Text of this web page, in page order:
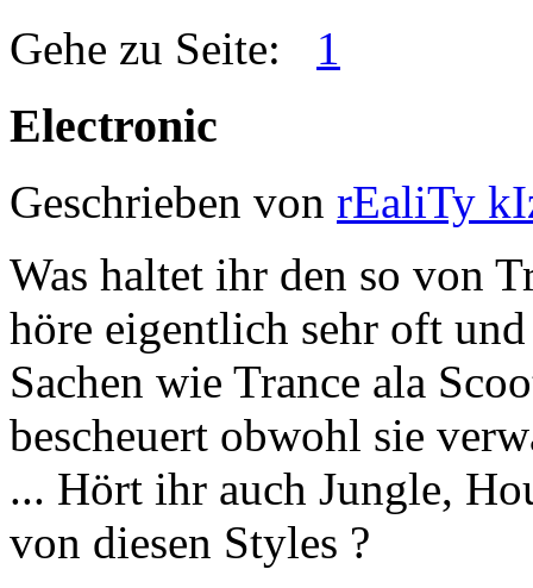
Gehe zu Seite: 1
Electronic
Geschrieben von rEaliTy
Was haltet ihr den so von
höre eigentlich sehr oft
Sachen wie Trance ala
bescheuert obwohl sie
... Hört ihr auch Jungle,
von diesen Styles ?